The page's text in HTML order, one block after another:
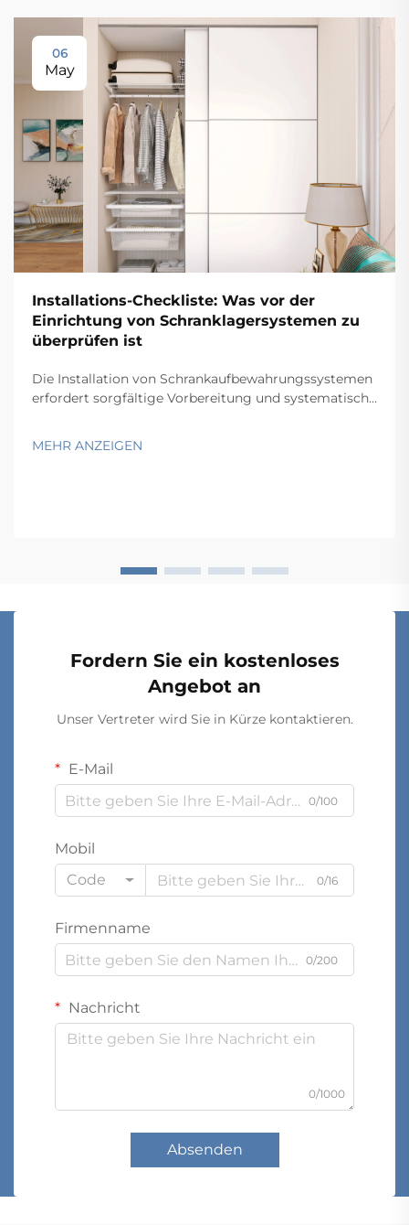
06
May
Installations-Checkliste: Was vor der
Einrichtung von Schranklagersystemen zu
überprüfen ist
Die Installation von Schrankaufbewahrungssystemen
erfordert sorgfältige Vorbereitung und systematische
Auftragnehmer und Facility-Manager wissen, dass
MEHR ANZEIGEN
Fordern Sie ein kostenloses
Angebot an
Unser Vertreter wird Sie in Kürze kontaktieren.
E-Mail
0/100
Mobil
Code
0/16
Firmenname
0/200
Nachricht
0/1000
Absenden